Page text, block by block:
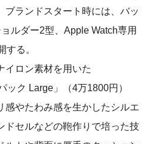
ブランドスタート時には、バッ
ルダー2型、Apple Watch専用
する。
ロン素材を用いた
ック Large」（4万1800円）
感やたわみ感を生かしたシルエ
ドセルなどの鞄作りで培った技